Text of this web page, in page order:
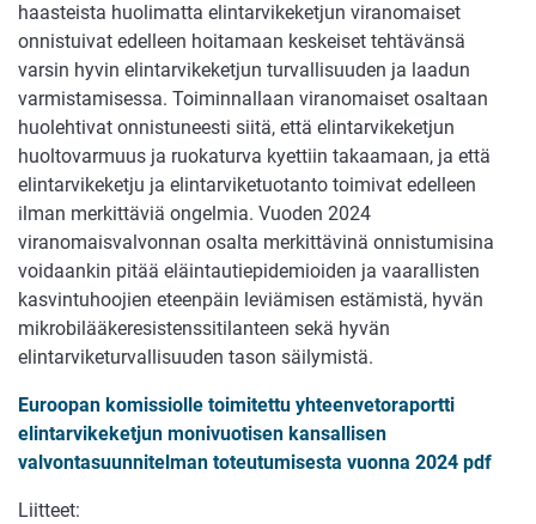
haasteista huolimatta elintarvikeketjun viranomaiset
onnistuivat edelleen hoitamaan keskeiset tehtävänsä
varsin hyvin elintarvikeketjun turvallisuuden ja laadun
varmistamisessa. Toiminnallaan viranomaiset osaltaan
huolehtivat onnistuneesti siitä, että elintarvikeketjun
huoltovarmuus ja ruokaturva kyettiin takaamaan, ja että
elintarvikeketju ja elintarviketuotanto toimivat edelleen
ilman merkittäviä ongelmia. Vuoden 2024
viranomaisvalvonnan osalta merkittävinä onnistumisina
voidaankin pitää eläintautiepidemioiden ja vaarallisten
kasvintuhoojien eteenpäin leviämisen estämistä, hyvän
mikrobilääkeresistenssitilanteen sekä hyvän
elintarviketurvallisuuden tason säilymistä.
Euroopan komissiolle toimitettu yhteenvetoraportti
elintarvikeketjun monivuotisen kansallisen
valvontasuunnitelman toteutumisesta vuonna 2024 pdf
Liitteet: